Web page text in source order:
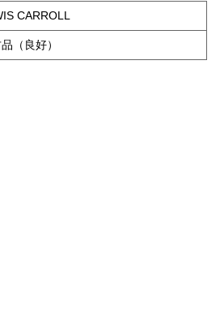
CARROLL
（良好）